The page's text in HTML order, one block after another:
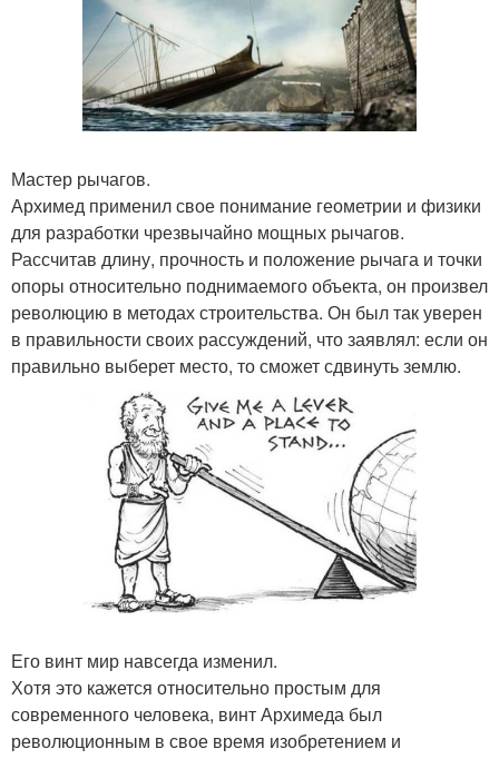
Мастер рычагов.
Архимед применил свое понимание геометрии и физики
для разработки чрезвычайно мощных рычагов.
Рассчитав длину, прочность и положение рычага и точки
опоры относительно поднимаемого объекта, он произвел
революцию в методах строительства. Он был так уверен
в правильности своих рассуждений, что заявлял: если он
правильно выберет место, то сможет сдвинуть землю.
Его винт мир навсегда изменил.
Хотя это кажется относительно простым для
современного человека, винт Архимеда был
революционным в свое время изобретением и